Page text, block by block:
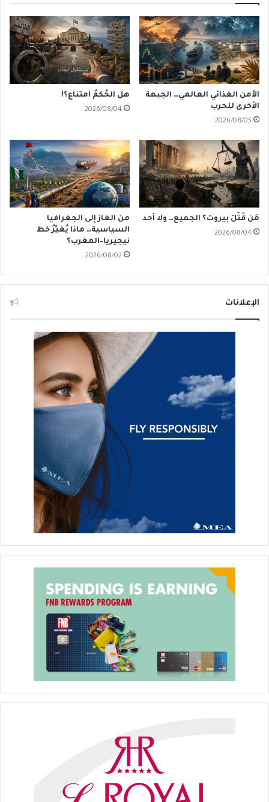
الأمن الغذائي العالمي… الجبهة
الأخرى للحرب
2026/08/05
هل الحُكمُ امتناع؟!
2026/08/04
مَن قَتَلَ بيروت؟ الجميع… ولا أحد
2026/08/04
من الغاز إلى الجغرافيا
السياسية… ماذا يُغيّرُ خط
نيجيريا–المغرب؟
2026/08/02
الإعلانات